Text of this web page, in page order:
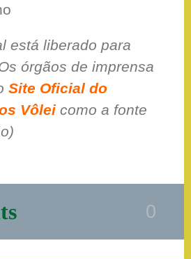
está liberado para
órgãos de imprensa
Site Oficial do
Vôlei como a fonte
0